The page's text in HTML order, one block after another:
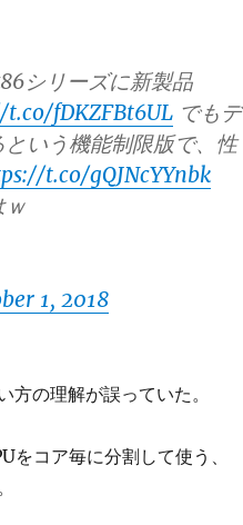
シリーズに新製品
fDKZFBt6ULでもデ
いう機能制限版で、性
t.co/gQJNcYYnbk
1, 2018
の理解が誤っていた。
コア毎に分割して使う、